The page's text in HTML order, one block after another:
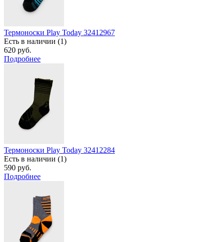
Термоноски Play Today 32412967
Есть в наличии (1)
620 руб.
Подробнее
Термоноски Play Today 32412284
Есть в наличии (1)
590 руб.
Подробнее